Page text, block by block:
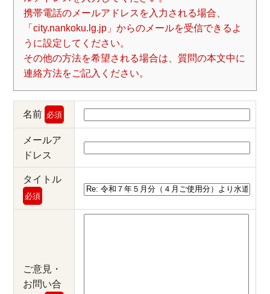
携帯電話のメールアドレスを入力される場合、
「city.nankoku.lg.jp」からのメールを受信できるよ
うに設定してください。
その他の方法を希望される場合は、質問の本文中に
連絡方法をご記入ください。
名前 必須
メールア
ドレス
タイトル
必須
ご意見・
お問い合